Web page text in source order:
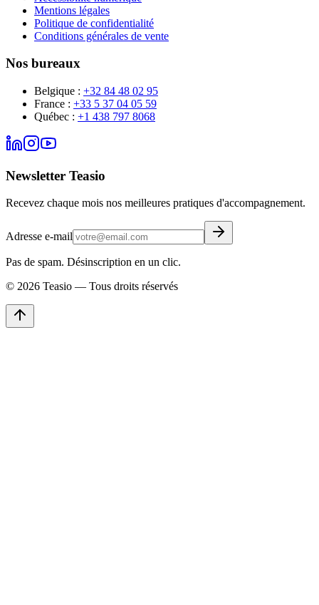
Mentions légales
Politique de confidentialité
Conditions générales de vente
Nos bureaux
Belgique : +32 84 48 02 95
France : +33 5 37 04 05 59
Québec : +1 438 797 8068
Newsletter Teasio
Recevez chaque mois nos meilleures pratiques d'accompagnement.
Adresse e-mail
Pas de spam. Désinscription en un clic.
© 2026 Teasio — Tous droits réservés